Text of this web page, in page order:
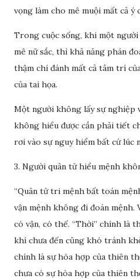
vọng làm cho mê muội mất cả ý
Trong cuộc sống, khi một
mê nữ sắc, thì khả năng phán
thậm chí đánh mất cả tâm trí
của tai họa.
Một người không lấy sự nghiệp
không hiểu được cần phải tiết
rơi vào sự nguy hiểm bất cứ lúc
3. Người quân tử hiểu mệnh
“Quân tử tri mệnh bất toán
vận mệnh không đi đoán mệnh.
có vận, có thế. “Thời” chính là
khí chưa đến cũng khó tránh
chính là sự hòa hợp của thiên
chưa có sự hòa hợp của thiên